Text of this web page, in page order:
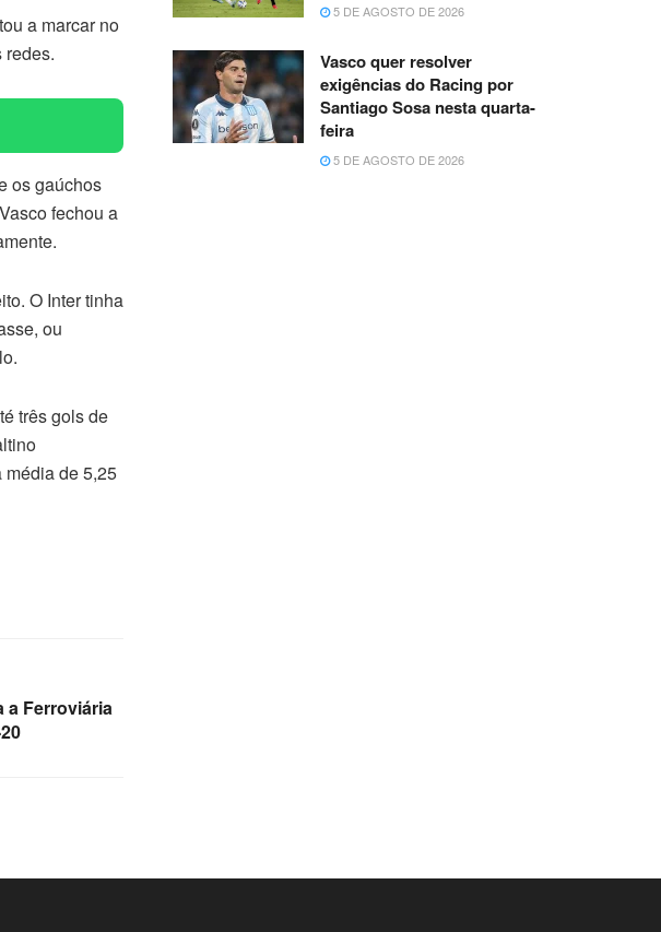
a marcar no
redes.
os gaúchos
fechou a
O Inter tinha
ou
três gols de
média de 5,25
a Ferroviária
5 DE AGOSTO DE 2026
Vasco quer resolver
exigências do Racing por
Santiago Sosa nesta quarta-
feira
5 DE AGOSTO DE 2026